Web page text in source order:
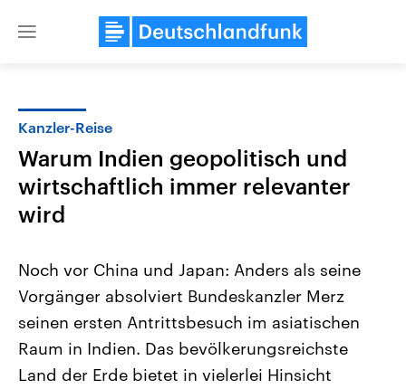
Close
Landtagswahl Sachsen-Anhalt
2026
Alle Informationen
Sachsen-Anhalt wählt am 6.
September 2026 einen neuen
USA
Aktuelle Beiträge,
Hintergründe
Wirtschaftlich und
gehören die Vereinigten
Kanzler-Reise
Warum Indien geopolitisch und
wirtschaftlich immer relevanter
wird
Noch vor China und Japan: Anders als seine
Vorgänger absolviert Bundeskanzler Merz
seinen ersten Antrittsbesuch im asiatischen
Raum in Indien. Das bevölkerungsreichste
Land der Erde bietet in vielerlei Hinsicht